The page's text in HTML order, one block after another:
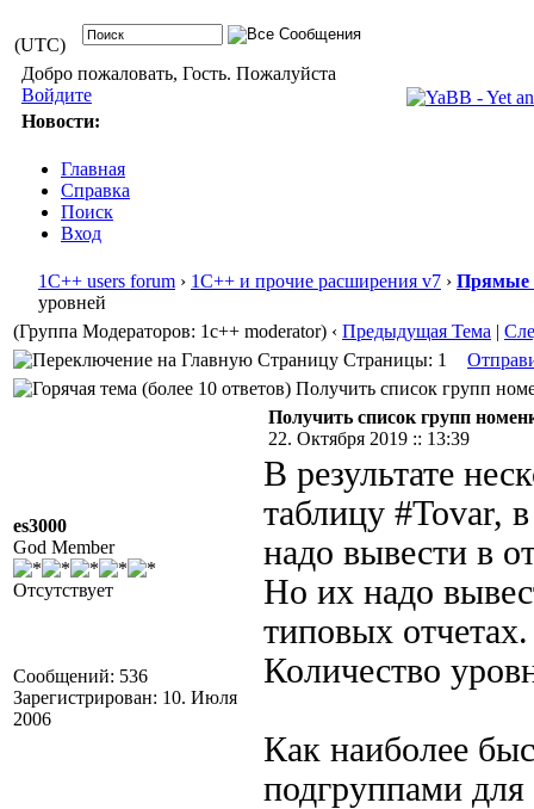
(UTC)
Добро пожаловать, Гость. Пожалуйста
Войдите
Новости:
Главная
Справка
Поиск
Вход
1С++ users forum › 1С++ и прочие расширения v7 › Прямые
уровней
(Группа Модераторов: 1c++ moderator) ‹ Предыдущая Тема |
Страницы: 1
Получить список групп
es3000
God Member
Отсутствует
Сообщений: 536
Зарегистрирован: 10. Июля
2006
Получить список групп
22. Октября 2019 :: 13:39
В результате
таблицу #Tovar,
надо вывести в
Но их надо
типовых отчетах.
Количество
Как наиболее
подгруппами для